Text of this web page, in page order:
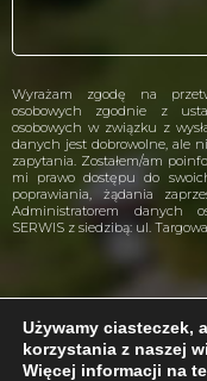
Wyrażam zgodę na
osobowych zgodnie z
osobowych w związku z
danych jest dobrowolne, ale
zapytania. Zostałem/am
mi prawo dostępu do
poprawiania, żądania
Administratorem danych
SERWIS z siedzibą: ul.
projekt i
Używamy ciasteczek,
korzystania z naszej
Więcej informacji na